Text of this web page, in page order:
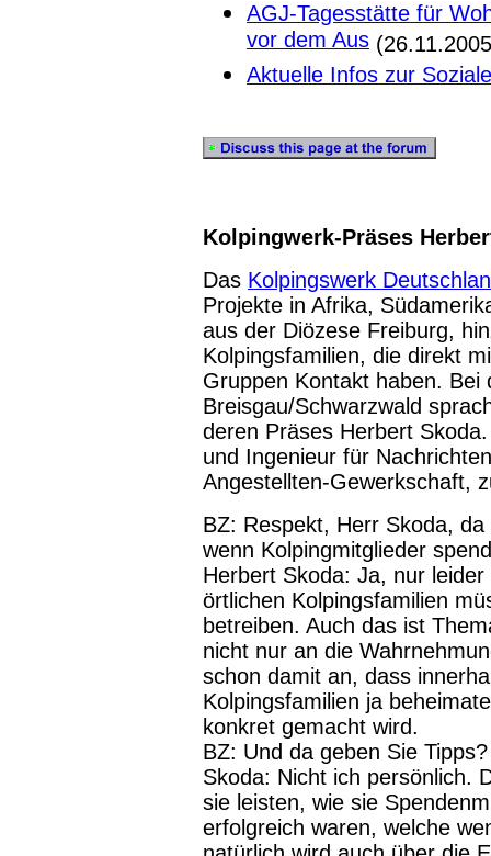
AGJ-Tagesstätte für
vor dem Aus
Aktuelle Infos zur
Kolpingwerk-Präses
Das Kolpingswerk
Projekte in Afrika,
aus der Diözese Freiburg,
Kolpingsfamilien, die direkt
Gruppen Kontakt haben. Bei
Breisgau/Schwarzwald
deren Präses Herbert
und Ingenieur für
Angestellten-Gewerkschaft,
BZ: Respekt, Herr Skoda,
wenn Kolpingmitglieder
Herbert Skoda: Ja, nur
örtlichen Kolpingsfamilien
betreiben. Auch das ist
nicht nur an die
schon damit an, dass
Kolpingsfamilien ja
konkret gemacht wird.
BZ: Und da geben Sie Tipps?
Skoda: Nicht ich persönlich.
sie leisten, wie sie
erfolgreich waren, welche